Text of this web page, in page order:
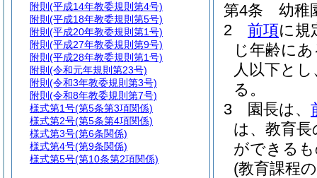
第4条
幼稚
2
前項に規
じ年齢に
人以下と
る。
3
園長は、
は、教育
ができる
(教育課程
附則 (平成14年教委規則第4号)
附則 (平成18年教委規則第5号)
附則 (平成20年教委規則第1号)
附則 (平成27年教委規則第9号)
附則 (平成28年教委規則第1号)
附則 (令和元年規則第23号)
附則 (令和3年教委規則第3号)
附則 (令和8年教委規則第7号)
様式第1号(第5条第3項関係)
様式第2号(第5条第4項関係)
様式第3号(第6条関係)
様式第4号(第9条関係)
様式第5号(第10条第2項関係)